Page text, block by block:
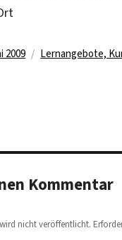
2009 Kategorien
Lernangebote,
Kommentar
nicht veröffentlicht.